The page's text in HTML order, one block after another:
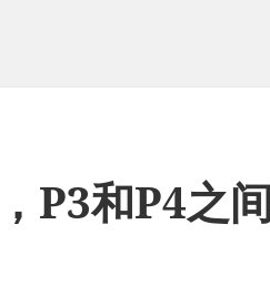
P3和P4之